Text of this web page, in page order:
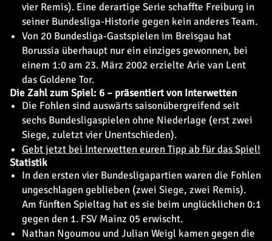
vier Remis). Eine derartige Serie schaffte Freiburg in
seiner Bundesliga-Historie gegen kein anderes Team.
Von 20 Bundesliga-Gastspielen im Breisgau hat
Borussia überhaupt nur ein einziges gewonnen, bei
einem 1:0 am 23. März 2002 erzielte Arie van Lent
das Goldene Tor.
Die Zahl zum Spiel: 6 – präsentiert von Interwetten
Die Fohlen sind auswärts saisonübergreifend seit
sechs Bundesligaspielen ohne Niederlage (erst zwei
Siege, zuletzt vier Unentschieden).
Gebt jetzt bei Interwetten euren Tipp ab für das Spiel!
Statistik
In den ersten vier Bundesligapartien waren die Fohlen
ungeschlagen geblieben (zwei Siege, zwei Remis).
Am fünften Spieltag hat es sie beim unglücklichen 0:1
gegen den 1. FSV Mainz 05 erwischt.
Nathan Ngoumou und Julian Weigl kamen gegen die